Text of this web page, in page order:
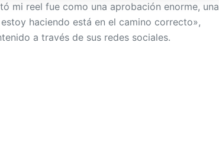
mi reel fue como una aprobación enorme, una
haciendo está en el camino correcto»,
a través de sus redes sociales.